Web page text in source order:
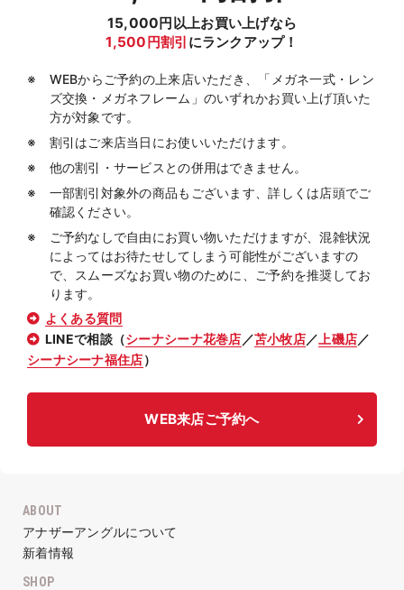
15,000円以上お買い上げなら
1,500円割引 にランクアップ！
WEBからご予約の上来店いただき、「メガネ一式・レン
ズ交換・メガネフレーム」のいずれかお買い上げ頂いた
方が対象です。
割引はご来店当日にお使いいただけます。
他の割引・サービスとの併用はできません。
一部割引対象外の商品もございます、詳しくは店頭でご
確認ください。
ご予約なしで自由にお買い物いただけますが、混雑状況
によってはお待たせしてしまう可能性がございますの
で、スムーズなお買い物のために、ご予約を推奨してお
ります。
よくある質問
LINEで相談（シーナシーナ花巻店 ／苫小牧店／ 上磯店／
シーナシーナ福住店）
WEB来店ご予約へ
ABOUT
アナザーアングルについて
新着情報
SHOP